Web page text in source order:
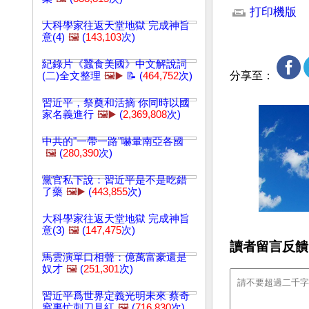
大科學家往返天堂地獄 完成神旨
意(4) 🖼️ (143,103次)
紀錄片《蠶食美國》中文解說詞
(二)全文整理 🖼️▶️ 📝 (464,752次)
習近平，祭奠和活摘 你同時以國
家名義進行 🖼️▶️ (2,369,808次)
中共的"一帶一路"嚇暈南亞各國
🖼️ (280,390次)
黨官私下說：習近平是不是吃錯
了藥 🖼️▶️ (443,855次)
大科學家往返天堂地獄 完成神旨
意(3) 🖼️ (147,475次)
馬雲演單口相聲：億萬富豪還是
奴才 🖼️ (251,301次)
習近平爲世界定義光明未來 蔡奇
打印機版
分享至：
讀者留言反